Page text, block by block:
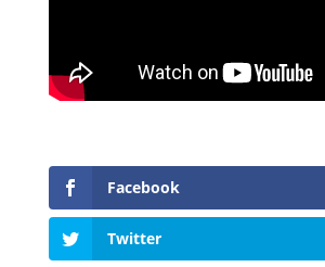
Facebook
Twitter